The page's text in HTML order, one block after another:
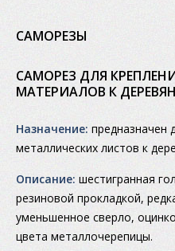
САМОРЕЗЫ
САМОРЕЗ ДЛЯ
МАТЕРИАЛОВ К
Назначение: предназначен
металлических листов к
Описание: шестигранная
резиновой прокладкой,
уменьшенное сверло,
цвета металлочерепицы.